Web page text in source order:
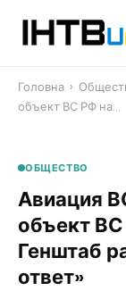
Головна ›
объект ВС РФ на…
ОБЩЕСТВО
​Авиация
объект
Генштаб
ответ»